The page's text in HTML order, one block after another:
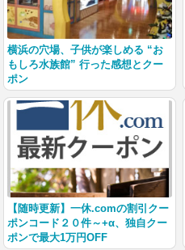
横浜の穴場、子供が楽しめる “お
もしろ水族館” 行った感想とクー
ポン
【随時更新】一休.comの割引クー
ポンコード２０件～+α、独自クー
ポンで最大1万円OFF